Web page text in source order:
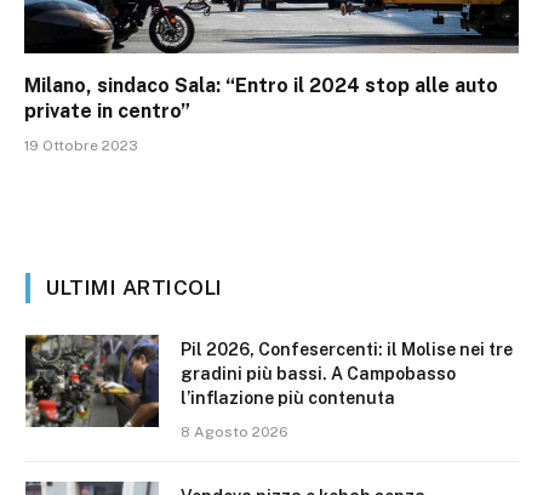
Milano, sindaco Sala: “Entro il 2024 stop alle auto
private in centro”
19 Ottobre 2023
ULTIMI ARTICOLI
Pil 2026, Confesercenti: il Molise nei tre
gradini più bassi. A Campobasso
l’inflazione più contenuta
8 Agosto 2026